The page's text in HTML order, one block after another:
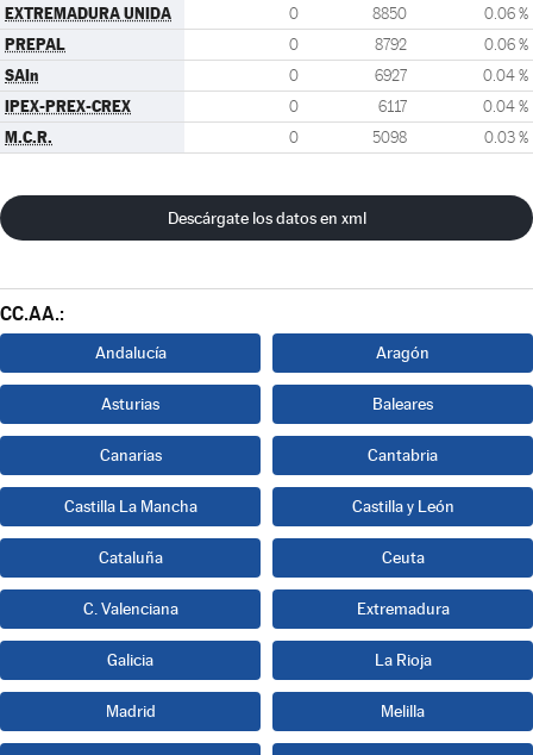
EXTREMADURA UNIDA 0 8850 0.06 %
PREPAL 0 8792 0.06 %
SAIn 0 6927 0.04 %
IPEX-PREX-CREX 0 6117 0.04 %
M.C.R. 0 5098 0.03 %
Descárgate los datos en xml
CC.AA.:
Andalucía Aragón
Asturias Baleares
Canarias Cantabria
Castilla La Mancha Castilla y León
Cataluña Ceuta
C. Valenciana Extremadura
Galicia La Rioja
Madrid Melilla